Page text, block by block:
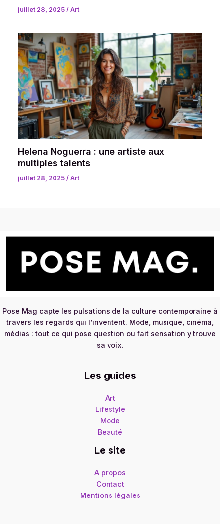
juillet 28, 2025 /Art
Helena Noguerra : une artiste aux
multiples talents
juillet 28, 2025/Art
Pose Mag capte les pulsations de la culture contemporaine à
travers les regards qui l’inventent. Mode, musique, cinéma,
médias : tout ce qui pose question ou fait sensation y trouve
sa voix.
Les guides
Art
Lifestyle
Mode
Beauté
Le site
A propos
Contact
Mentions légales